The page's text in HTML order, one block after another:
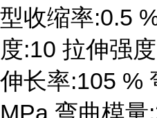
型收缩率:0.5
度:10 拉伸强
伸长率:105 %
MPa 弯曲模量